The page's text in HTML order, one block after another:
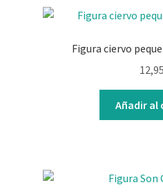
Figura ciervo
12,95
Añadir al